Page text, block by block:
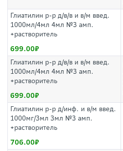
Глиатилин р-р д/в/в и в/м введ.
1000мл/4мл 4мл №3 амп.
+растворитель
699.00
Глиатилин р-р д/в/в и в/м введ.
1000мл/4мл 4мл №3 амп.
+растворитель
699.00
Глиатилин р-р д/инф. и в/м введ.
1000мг/3мл 3мл №3 амп.
+растворитель
706.00